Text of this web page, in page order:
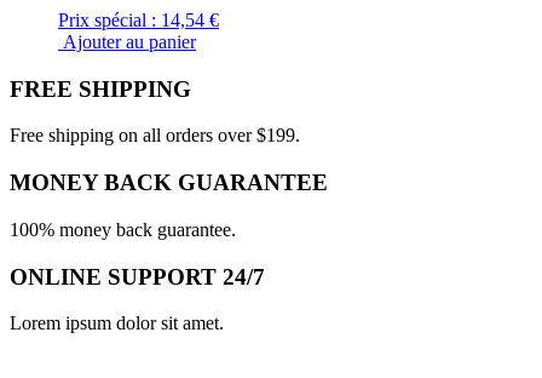
Prix spécial : 14,54 €
Ajouter au panier
FREE SHIPPING
Free shipping on all orders over $199.
MONEY BACK GUARANTEE
100% money back guarantee.
ONLINE SUPPORT 24/7
Lorem ipsum dolor sit amet.